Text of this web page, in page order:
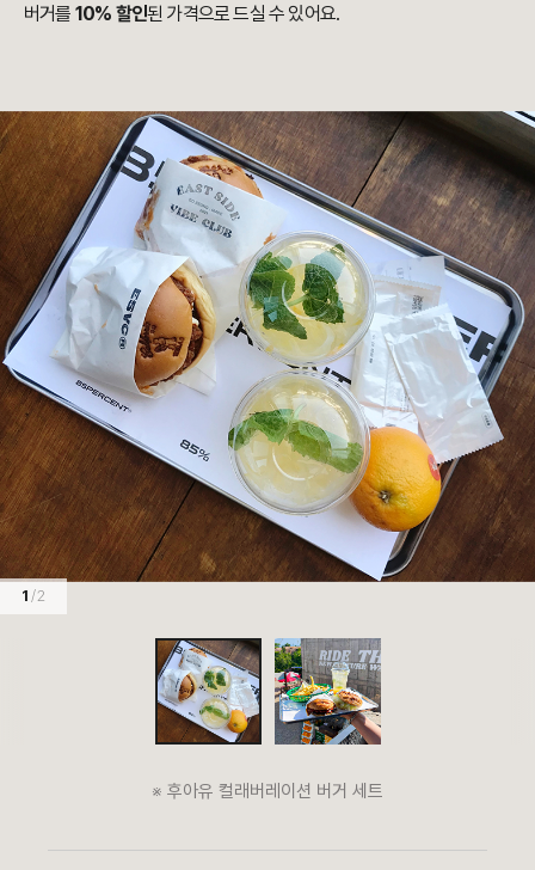
버거를 10% 할인된 가격으로 드실 수 있어요.
1 / 2
※ 후아유 컬래버레이션 버거 세트